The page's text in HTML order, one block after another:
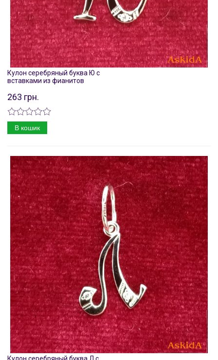
Кулон серебряный буква Ю с
вставками из фианитов
263 грн.
В кошик
Кулон серебряный буква Л с